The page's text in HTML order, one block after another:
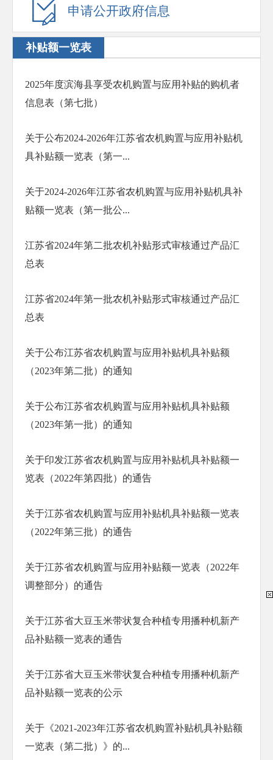
申请公开政府信息
补贴额一览表
2025年度滨海县享受农机购置与应用补贴的购机者
信息表（第七批）
关于公布2024-2026年江苏省农机购置与应用补贴机
具补贴额一览表（第一...
关于2024-2026年江苏省农机购置与应用补贴机具补
贴额一览表（第一批公...
江苏省2024年第二批农机补贴形式审核通过产品汇
总表
江苏省2024年第一批农机补贴形式审核通过产品汇
总表
关于公布江苏省农机购置与应用补贴机具补贴额
（2023年第二批）的通知
关于公布江苏省农机购置与应用补贴机具补贴额
（2023年第一批）的通知
关于印发江苏省农机购置与应用补贴机具补贴额一
览表（2022年第四批）的通告
关于江苏省农机购置与应用补贴机具补贴额一览表
（2022年第三批）的通告
关于江苏省农机购置与应用补贴额一览表（2022年
调整部分）的通告
关于江苏省大豆玉米带状复合种植专用播种机新产
品补贴额一览表的通告
关于江苏省大豆玉米带状复合种植专用播种机新产
品补贴额一览表的公示
关于《2021-2023年江苏省农机购置补贴机具补贴额
一览表（第二批）》的...